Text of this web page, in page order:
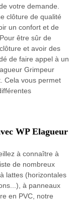
votre demande.
clôture de qualité
un confort et de
être sûr de
et avoir des
de faire appel à un
Grimpeur
Cela vous permet
WP Elagueur
à connaître à
de nombreux
lattes (horizontales
à panneaux
en PVC, notre